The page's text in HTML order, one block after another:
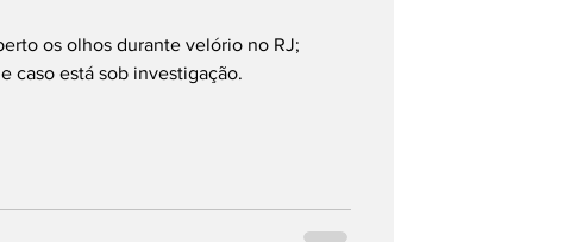
os olhos durante velório no RJ;
caso está sob investigação.